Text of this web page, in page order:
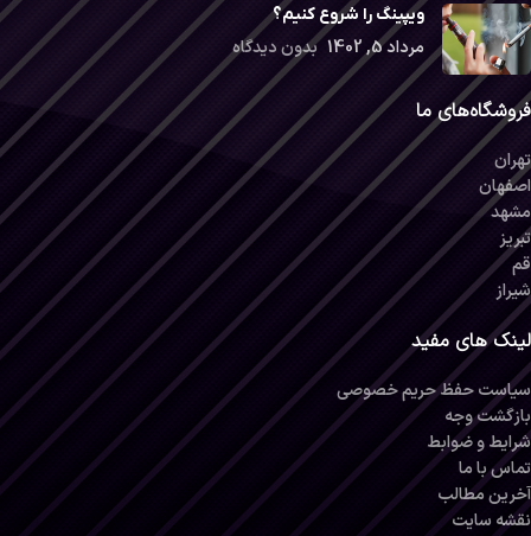
ویپینگ را شروع کنیم؟
مرداد 5, 1402 بدون دیدگاه
فروشگاه‌های ما
تهران
اصفهان
مشهد
تبریز
قم
شیراز
لینک های مفید
سیاست حفظ حریم خصوصی
بازگشت وجه
شرایط و ضوابط
تماس با ما
آخرین مطالب
نقشه سایت